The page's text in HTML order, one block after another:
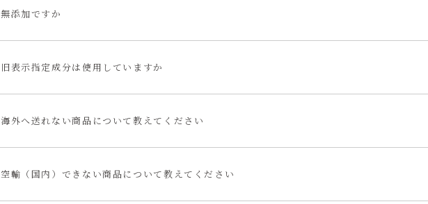
無添加ですか
旧表示指定成分は使用していますか
海外へ送れない商品について教えてください
空輸（国内）できない商品について教えてください